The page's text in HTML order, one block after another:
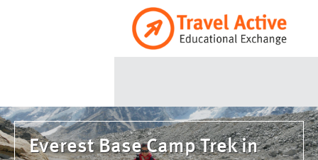
Everest Base Camp Trek in